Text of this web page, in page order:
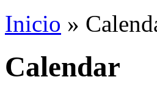
Inicio »
Calendar